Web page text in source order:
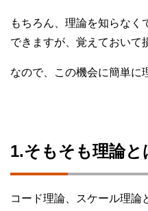
もちろん、理論を知らなく
できますが、覚えておいて
なので、この機会に簡単に
1.そもそも理論と
コード理論、スケール理論